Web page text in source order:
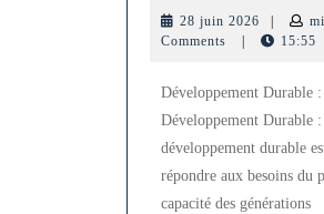
28 juin 2026 28
juin
Comments
15:55
Développement Durable
Développement
développement durable
répondre aux besoins du
capacité des générations